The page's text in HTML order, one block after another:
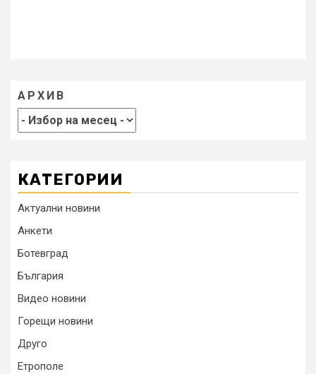
АРХИВ
КАТЕГОРИИ
Актуални новини
Анкети
Ботевград
България
Видео новини
Горещи новини
Друго
Етрополе